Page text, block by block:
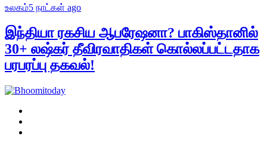
உலகம்5 நாட்கள் ago
இந்தியா ரகசிய ஆபரேஷனா? பாகிஸ்தானில்
30+ லஷ்கர் தீவிரவாதிகள் கொல்லப்பட்டதாக
பரபரப்பு தகவல்!